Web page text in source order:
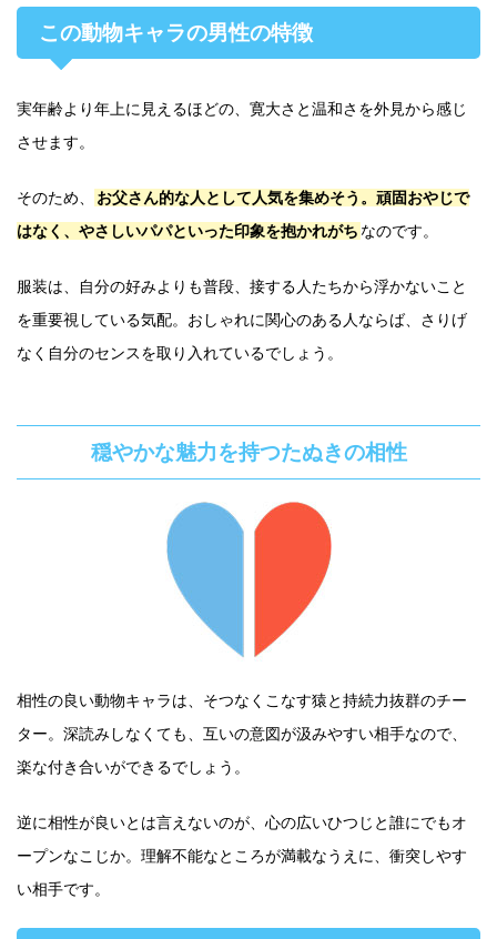
この動物キャラの男性の特徴
実年齢より年上に見えるほどの、寛大さと温和さを外見から感じ
させます。
そのため、
お父さん的な人として人気を集めそう。頑固おやじで
はなく、やさしいパパといった印象を抱かれがち なのです。
服装は、自分の好みよりも普段、接する人たちから浮かないこと
を重要視している気配。おしゃれに関心のある人ならば、さりげ
なく自分のセンスを取り入れているでしょう。
穏やかな魅力を持つたぬきの相性
相性の良い動物キャラは、そつなくこなす猿と持続力抜群のチー
ター。深読みしなくても、互いの意図が汲みやすい相手なので、
楽な付き合いができるでしょう。
逆に相性が良いとは言えないのが、心の広いひつじと誰にでもオ
ープンなこじか。理解不能なところが満載なうえに、衝突しやす
い相手です。